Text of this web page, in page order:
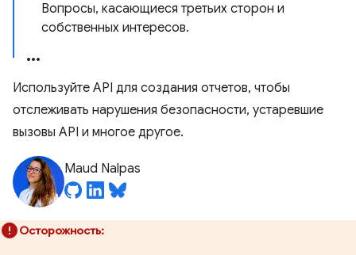
Вопросы, касающиеся третьих сторон и
собственных интересов.
Используйте API для создания отчетов, чтобы
отслеживать нарушения безопасности, устаревшие
вызовы API и многое другое.
Maud Nalpas
Осторожность: